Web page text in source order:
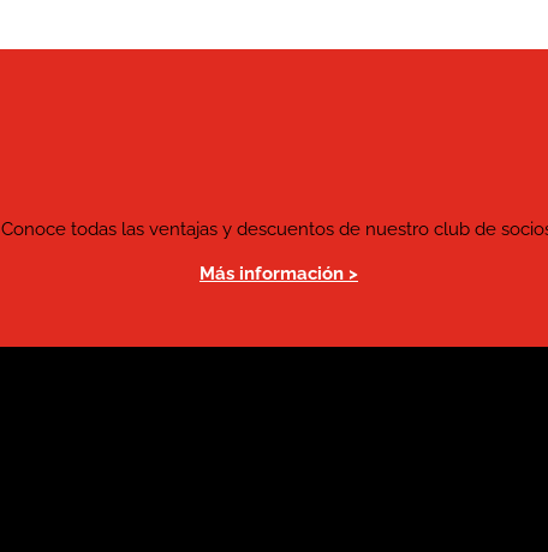
Conoce todas las ventajas y descuentos de nuestro club de
Más información >